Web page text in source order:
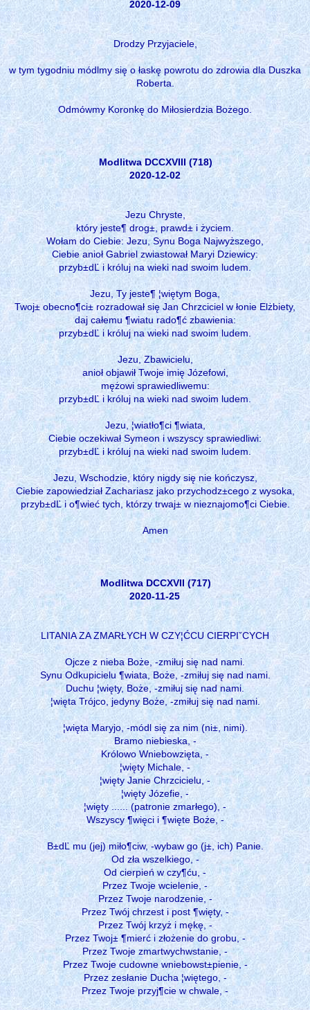
2020-12-09
Drodzy Przyjaciele,
w tym tygodniu módlmy się o łaskę powrotu do zdrowia dla Duszka
Roberta.
Odmówmy Koronkę do Miłosierdzia Bożego.
Modlitwa DCCXVIII (718)
2020-12-02
Jezu Chryste,
który jeste¶ drog±, prawd± i życiem.
Wołam do Ciebie: Jezu, Synu Boga Najwyższego,
Ciebie anioł Gabriel zwiastował Maryi Dziewicy:
przyb±dĽ i króluj na wieki nad swoim ludem.
Jezu, Ty jeste¶ ¦więtym Boga,
Twoj± obecno¶ci± rozradował się Jan Chrzciciel w łonie Elżbiety,
daj całemu ¶wiatu rado¶ć zbawienia:
przyb±dĽ i króluj na wieki nad swoim ludem.
Jezu, Zbawicielu,
anioł objawił Twoje imię Józefowi,
mężowi sprawiedliwemu:
przyb±dĽ i króluj na wieki nad swoim ludem.
Jezu, ¦wiatło¶ci ¶wiata,
Ciebie oczekiwał Symeon i wszyscy sprawiedliwi:
przyb±dĽ i króluj na wieki nad swoim ludem.
Jezu, Wschodzie, który nigdy się nie kończysz,
Ciebie zapowiedział Zachariasz jako przychodz±cego z wysoka,
przyb±dĽ i o¶wieć tych, którzy trwaj± w nieznajomo¶ci Ciebie.
Amen
Modlitwa DCCXVII (717)
2020-11-25
LITANIA ZA ZMARŁYCH W CZY¦ĆCU CIERPIˇCYCH
Ojcze z nieba Boże, -zmiłuj się nad nami.
Synu Odkupicielu ¶wiata, Boże, -zmiłuj się nad nami.
Duchu ¦więty, Boże, -zmiłuj się nad nami.
¦więta Trójco, jedyny Boże, -zmiłuj się nad nami.
¦więta Maryjo, -módl się za nim (ni±, nimi).
Bramo niebieska, -
Królowo Wniebowzięta, -
¦więty Michale, -
¦więty Janie Chrzcicielu, -
¦więty Józefie, -
¦więty ...... (patronie zmarłego), -
Wszyscy ¶więci i ¶więte Boże, -
B±dĽ mu (jej) miło¶ciw, -wybaw go (j±, ich) Panie.
Od zła wszelkiego, -
Od cierpień w czy¶ću, -
Przez Twoje wcielenie, -
Przez Twoje narodzenie, -
Przez Twój chrzest i post ¶więty, -
Przez Twój krzyż i mękę, -
Przez Twoj± ¶mierć i złożenie do grobu, -
Przez Twoje zmartwychwstanie, -
Przez Twoje cudowne wniebowst±pienie, -
Przez zesłanie Ducha ¦więtego, -
Przez Twoje przyj¶cie w chwale, -